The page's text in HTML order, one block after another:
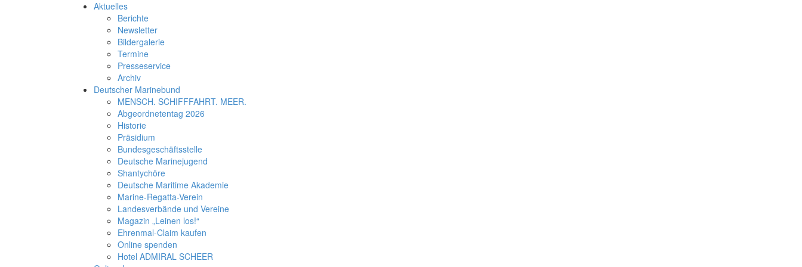
Aktuelles
Berichte
Newsletter
Bildergalerie
Termine
Presseservice
Archiv
Deutscher Marinebund
MENSCH. SCHIFFFAHRT. MEER.
Abgeordnetentag 2026
Historie
Präsidium
Bundesgeschäftsstelle
Deutsche Marinejugend
Shantychöre
Deutsche Maritime Akademie
Marine-Regatta-Verein
Landesverbände und Vereine
Magazin „Leinen los!“
Ehrenmal-Claim kaufen
Online spenden
Hotel ADMIRAL SCHEER